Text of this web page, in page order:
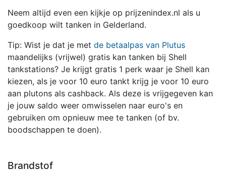
Neem altijd even een kijkje op prijzenindex.nl als u
goedkoop wilt tanken in Gelderland.
Tip: Wist je dat je met de betaalpas van Plutus
maandelijks (vrijwel) gratis kan tanken bij Shell
tankstations? Je krijgt gratis 1 perk waar je Shell kan
kiezen, als je voor 10 euro tankt krijg je voor 10 euro
aan plutons als cashback. Als deze is vrijgegeven kan
je jouw saldo weer omwisselen naar euro's en
gebruiken om opnieuw mee te tanken (of bv.
boodschappen te doen).
Brandstof